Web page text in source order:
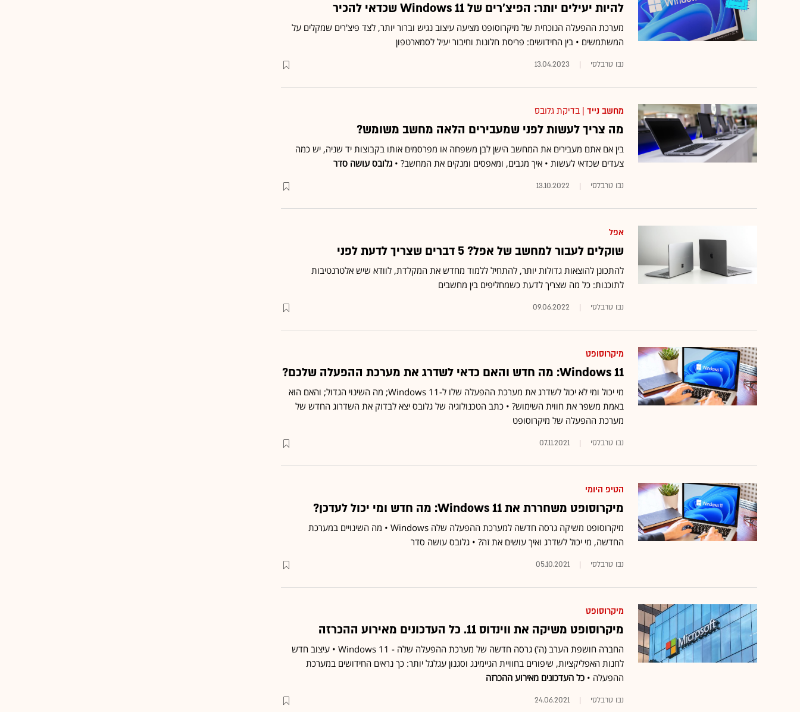
להיות יעילים יותר: הפיצ'רים של Windows 11 שכדאי להכיר
מערכת ההפעלה הנוכחית של מיקרוסופט מציעה עיצוב נגיש וברור יותר, לצד פיצ'רים שמקלים על
המשתמשים • בין החידושים: פריסת חלונות וחיבור יעיל לסמארטפון
נבו טרבלסי 13.04.2023
מחשב נייד | בדיקת גלובס
מה צריך לעשות לפני שמעבירים הלאה מחשב משומש?
בין אם אתם מעבירים את המחשב הישן לבן משפחה או מפרסמים אותו בקבוצות יד שניה, יש כמה
צעדים שכדאי לעשות • איך מגבים, ומאפסים ומנקים את המחשב? • גלובס עושה סדר
נבו טרבלסי 13.10.2022
אפל
שוקלים לעבור למחשב של אפל? 5 דברים שצריך לדעת לפני
להתכונן להוצאות גדולות יותר, להתחיל ללמוד מחדש את המקלדת, לוודא שיש אלטרנטיבות
לתוכנות: כל מה שצריך לדעת כשמחליפים בין מחשבים
נבו טרבלסי 09.06.2022
מיקרוסופט
Windows 11: מה חדש והאם כדאי לשדרג את מערכת ההפעלה שלכם?
מי יכול ומי לא יכול לשדרג את מערכת ההפעלה שלו ל-Windows 11; מה השינוי הגדול; והאם הוא
באמת משפר את חווית השימוש? • כתב הטכנולוגיה של גלובס יצא לבדוק את השדרוג החדש של
מערכת ההפעלה של מיקרוסופט
נבו טרבלסי 07.11.2021
הטיפ היומי
מיקרוסופט משחררת את Windows 11: מה חדש ומי יכול לעדכן?
מיקרוסופט משיקה גרסה חדשה למערכת ההפעלה שלה Windows • מה השינויים במערכת
החדשה, מי יכול לשדרג ואיך עושים את זה? • גלובס עושה סדר
נבו טרבלסי 05.10.2021
מיקרוסופט
מיקרוסופט משיקה את ווינדוס 11. כל העדכונים מאירוע ההכרזה
החברה חושפת הערב (ה') גרסה חדשה של מערכת ההפעלה שלה - Windows 11 • עיצוב חדש
לחנות האפליקציות, שיפורים בחוויית הגיימינג וסגנון עגלגל יותר: כך נראים החידושים במערכת
ההפעלה • כל העדכונים מאירוע ההכרזה
נבו טרבלסי 24.06.2021